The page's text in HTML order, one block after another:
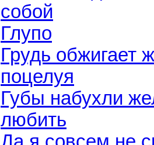
собой
Глупо
Грудь обжигает
поцелуя
Губы набухли
любить